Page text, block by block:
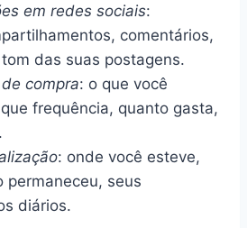
em redes sociais:
comentários,
das suas postagens.
compra: o que você
frequência, quanto gasta,
: onde você esteve,
permaneceu, seus
diários.